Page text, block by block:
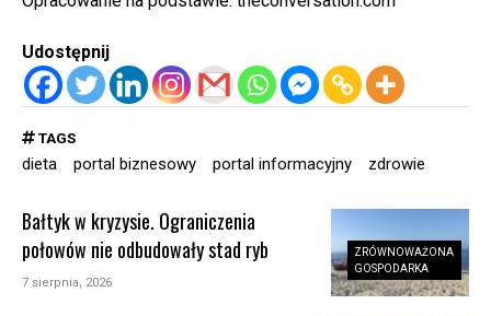
Udostępnij
TAGS
dieta portal biznesowy portal informacyjny zdrowie
ZRÓWNOWAŻONA
GOSPODARKA
Bałtyk w kryzysie. Ograniczenia
połowów nie odbudowały stad ryb
7 sierpnia, 2026